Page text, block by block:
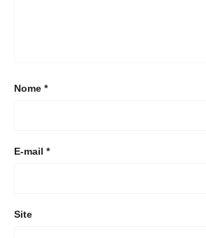
Nome *
E-mail *
Site